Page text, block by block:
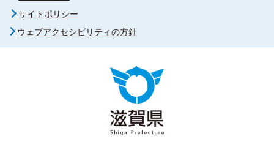
サイトポリシー
ウェブアクセシビリティの方針